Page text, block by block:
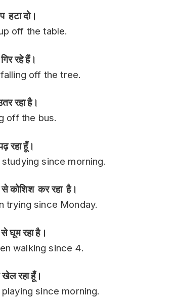
दो।
off the table.
रहे हैं।
off the tree.
रहा है।
off the bus.
रहा हूँ।
since morning.
से कोशिश कर रहा है।
trying since Monday.
घूम रहा है।
walking since 4.
रहा हूँ।
since morning.